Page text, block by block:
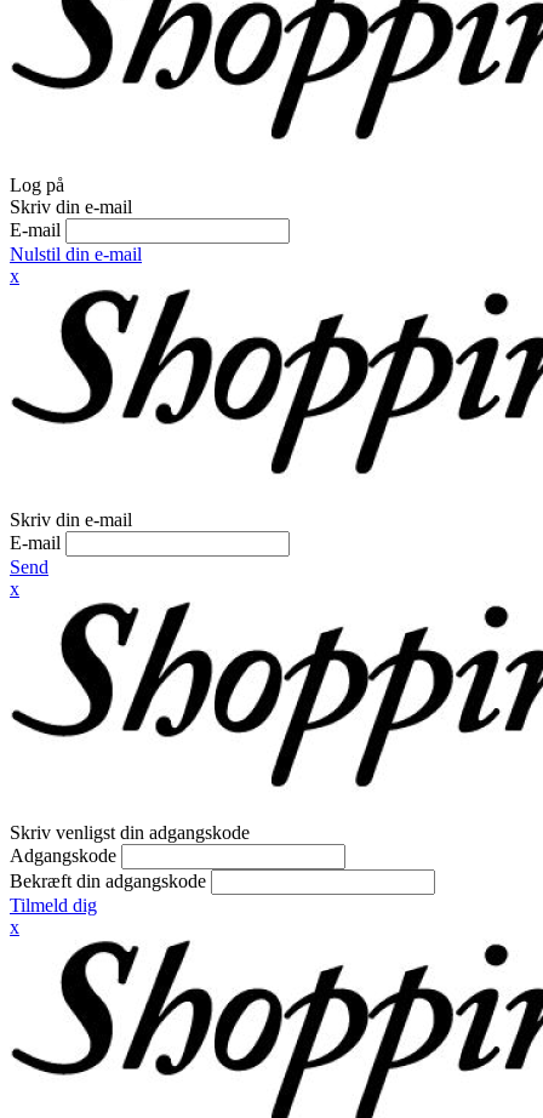
Log på
Skriv din e-mail
E-mail
Nulstil din e-mail
x
Skriv din e-mail
E-mail
Send
x
Skriv venligst din adgangskode
Adgangskode
Bekræft din adgangskode
Tilmeld dig
x